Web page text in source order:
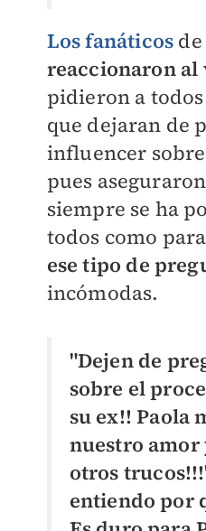
Los fanáticos de
reaccionaron al
pidieron a
que dejaran de
influencer
pues
siempre se ha
todos como
ese tipo de
incómodas.
"Dejen de
sobre el
su ex!! Paola
nuestro amor
otros
entiendo por